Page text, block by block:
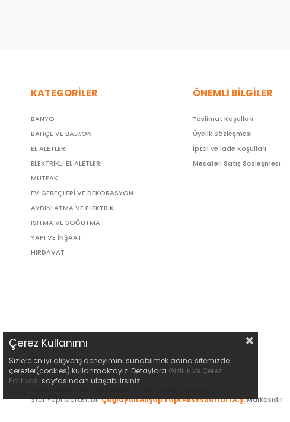
KATEGORİLER
BANYO
BAHÇE VE BALKON
EL ALETLERİ
ELEKTRİKLİ EL ALETLERİ
MUTFAK
EV GEREÇLERİ VE DEKORASYON
AYDINLATMA VE ELEKTRİK
ISITMA VE SOĞUTMA
YAPI VE İNŞAAT
HIRDAVAT
ÖNEMLİ BİLGİLER
Teslimat Koşulları
Üyelik Sözleşmesi
İptal ve İade Koşulları
Mesafeli Satış Sözleşmesi
Star Yapı Market, birÇağlayan Ahşap Yapı Aksesuarları A.Ş.Markasıdır.
Çerez Kullanımı
Sizlere en iyi alışveriş deneyimini sunabilmek adına sitemizde
çerezler(cookies) kullanmaktayız. Detaylara Gizlilik ve Çerez
Politikası sayfasından ulaşabilirsiniz.